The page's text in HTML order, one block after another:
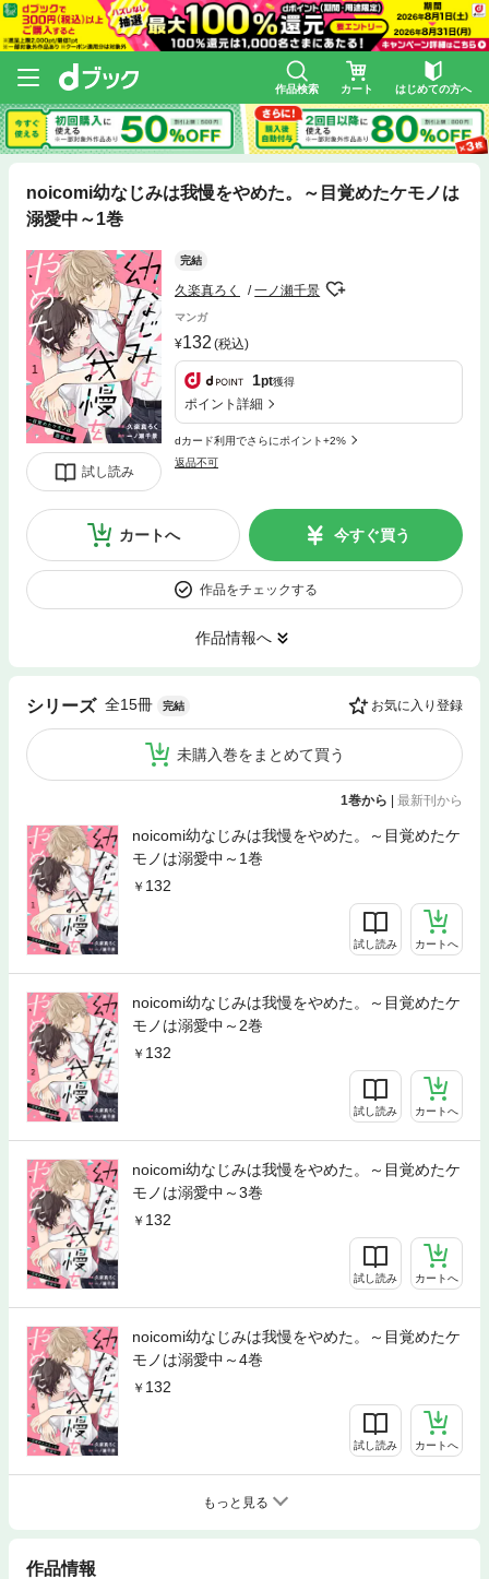
作品検索 カート はじめての方へ
noicomi幼なじみは我慢をやめた。～目覚めたケモノは
溺愛中～1巻
試し読み
完結
久楽真ろく 一ノ瀬千景
マンガ
132 (税込)
1pt獲得
ポイント詳細
dカード利用でさらにポイント+2%
返品不可
カートへ 今すぐ買う
作品をチェックする
作品情報へ
シリーズ 全15冊 完結 お気に入り登録
未購入巻をまとめて買う
1巻から | 最新刊から
noicomi幼なじみは我慢をやめた。～目覚めたケ
モノは溺愛中～1巻
132
試し読み カートへ
noicomi幼なじみは我慢をやめた。～目覚めたケ
モノは溺愛中～2巻
132
試し読み カートへ
noicomi幼なじみは我慢をやめた。～目覚めたケ
モノは溺愛中～3巻
132
試し読み カートへ
noicomi幼なじみは我慢をやめた。～目覚めたケ
モノは溺愛中～4巻
132
試し読み カートへ
もっと見る
作品情報